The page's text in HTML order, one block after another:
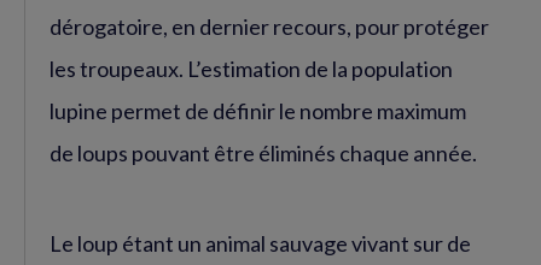
dérogatoire, en dernier recours, pour protéger
les troupeaux. L’estimation de la population
lupine permet de définir le nombre maximum
de loups pouvant être éliminés chaque année.
Le loup étant un animal sauvage vivant sur de